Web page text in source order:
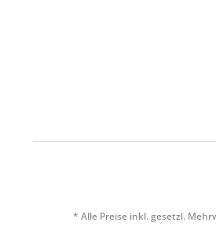
* Alle Preise inkl. gesetzl.